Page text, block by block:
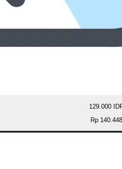
129.000
Rp 140.448